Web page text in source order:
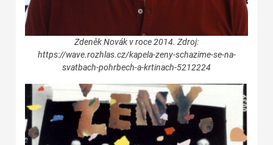
Zdeněk Novák v roce 2014. Zdroj:
https://wave.rozhlas.cz/kapela-zeny-schazime-se-na-
svatbach-pohrbech-a-krtinach-5212224